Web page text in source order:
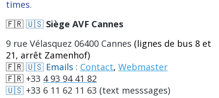
times.
🇫🇷 🇺🇸 Siège AVF Cannes
9 rue Vélasquez 06400 Cannes (lignes de bus 8 et
21, arrêt Zamenhof)
🇫🇷 🇺🇸 Emails : Contact, Webmaster
🇫🇷 +33 4 93 94 41 82
🇺🇸 +33 6 11 62 11 63 (text messsages)